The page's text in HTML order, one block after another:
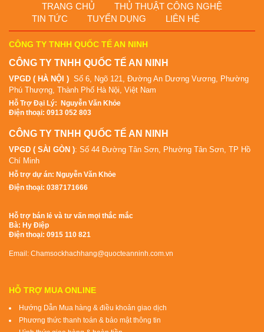
TRANG CHỦ
THỦ THUẬT CÔNG NGHỆ
TIN TỨC
TUYỂN DỤNG LIÊN HỆ
CÔNG TY TNHH QUỐC TẾ AN NINH
CÔNG TY TNHH QUỐC TẾ AN NINH
VPGD ( HÀ NỘI ) Số 6, Ngõ 121, Đường An Dương Vương, Phường
Phú Thượng, Thành Phố Hà Nội, Việt Nam
Hỗ Trợ Đại Lý: Nguyễn Văn Khỏe
Điện thoại: 0913 052 803
CÔNG TY TNHH QUỐC TẾ AN NINH
VPGD ( SÀI GÒN ): Số 44 Đường Tân Sơn, Phường Tân Sơn, TP Hồ
Chí Minh
Hỗ trợ dự án: Nguyễn Văn Khỏe
Điện thoại: 0387171666
Hỗ trợ bán lẻ và tư vấn mọi thắc mắc
Bà: Hy Điệp
Điện thoại: 0915 110 821
Email: Chamsockhachhang@quocteanninh.com.vn
HỖ TRỢ MUA ONLINE
Hướng Dẫn Mua hàng & điều khoản giao dịch
Phương thức thanh toán & bảo mật thông tin